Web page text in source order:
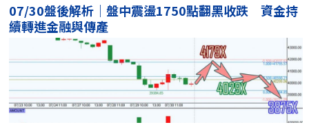
07/30盤後解析｜盤中震盪1750點翻黑收跌 資金持
續轉進金融與傳產